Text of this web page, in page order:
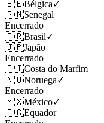
🇧🇪Bélgica✓
🇸🇳Senegal
Encerrado
🇧🇷Brasil✓
🇯🇵Japão
Encerrado
🇨🇮Costa do Marfim
🇳🇴Noruega✓
Encerrado
🇲🇽México✓
🇪🇨Equador